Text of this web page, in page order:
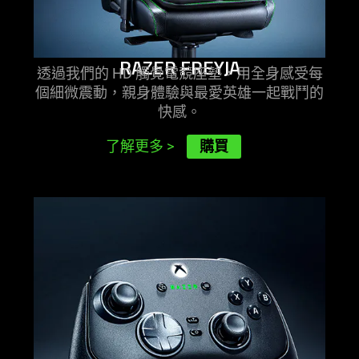
provide
additional
RAZER FREYJA
透過我們的 HD 觸覺電競座墊，用全身感受每
個細微震動，親身體驗與最愛英雄一起戰鬥的
快感 。
了解更多 > 購買